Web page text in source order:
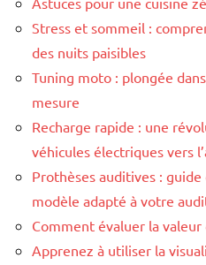
Stress et sommeil :
des nuits paisibles
Tuning moto : plongée
mesure
Recharge rapide : une
véhicules électriques vers
Prothèses auditives :
modèle adapté à votre
Comment évaluer la
Apprenez à utiliser la